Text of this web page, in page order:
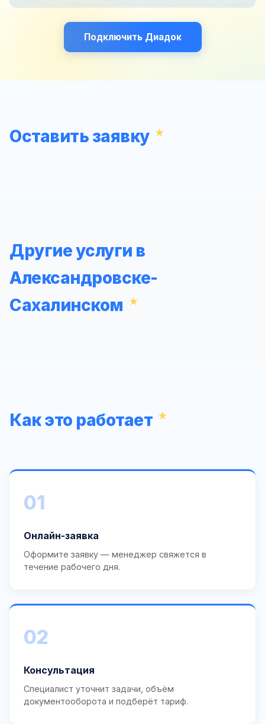
Подключить Диадок
Оставить заявку
Другие услуги в
Александровске-
Сахалинском
Как это работает
01
Онлайн-заявка
Оформите заявку — менеджер свяжется в
течение рабочего дня.
02
Консультация
Специалист уточнит задачи, объём
документооборота и подберёт тариф.